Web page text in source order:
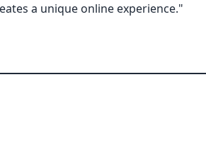
a unique online experience."